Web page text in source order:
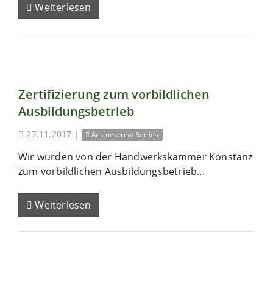
Weiterlesen
Zertifizierung zum vorbildlichen
Ausbildungsbetrieb
27.11.2017 | Aus unserem Betrieb
Wir wurden von der Handwerkskammer Konstanz
zum vorbildlichen Ausbildungsbetrieb...
Weiterlesen